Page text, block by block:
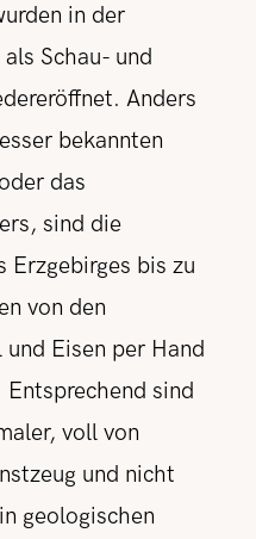
in der
Schau- und
Anders
bekannten
das
sind die
Erzgebirges bis zu
von den
Eisen per Hand
Entsprechend sind
voll von
und nicht
geologischen